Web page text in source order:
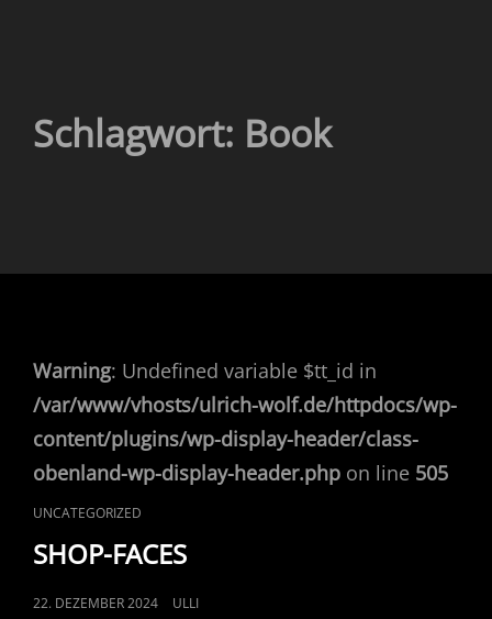
Schlagwort: Book
Warning: Undefined variable $tt_id in
/var/www/vhosts/ulrich-wolf.de/httpdocs/wp-
content/plugins/wp-display-header/class-
obenland-wp-display-header.php on line 505
CAT
LINKS
UNCATEGORIZED
SHOP-FACES
POSTED
22. DEZEMBER 2024 ULLI